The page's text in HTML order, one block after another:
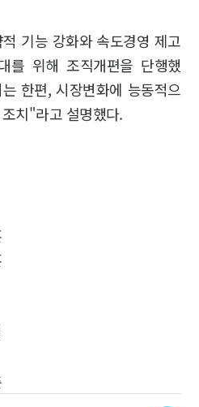
기능 강화와 속도경영 제고
를 위해 조직개편을 단행했
한편, 시장변화에 능동적으
치"라고 설명했다.